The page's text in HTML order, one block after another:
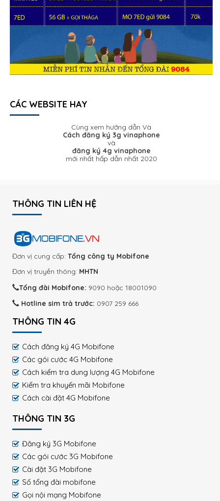
CÁC WEBSITE HAY
Cùng xem hướng dẫn Và
Cách đăng ký 3g vinaphone
và
đăng ký 4g vinaphone
mới nhất hấp dẫn nhất 2020
THÔNG TIN LIÊN HỆ
Đơn vị cung cấp: Tổng công ty Mobifone
Đơn vị truyền thông: MHTN
Tổng đài Mobifone: 9090 hoặc 18001090
Hotline sim trả trước: 0907 259 666
THÔNG TIN 4G
Cách đăng ký 4G Mobifone
Các gói cước 4G Mobifone
Cách kiểm tra dung lượng 4G Mobifone
Kiểm tra khuyến mãi Mobifone
Cách cài đặt 4G Mobifone
THÔNG TIN 3G
Đăng ký 3G Mobifone
Các gói cước 3G Mobifone
Cài đặt 3G Mobifone
Số tổng đài mobifone
Gọi nội mạng Mobifone